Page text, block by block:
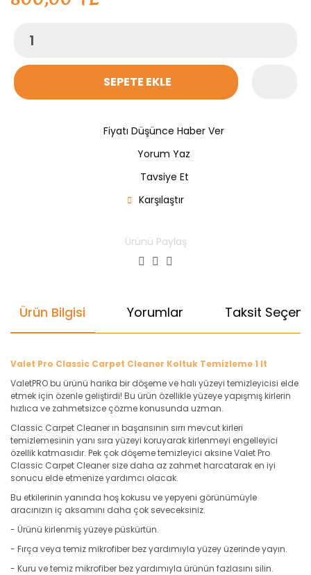
SEPETE EKLE
Fiyatı Düşünce Haber Ver
Yorum Yaz
Tavsiye Et
Karşılaştır
Ürünü Paylaş
Ürün Bilgisi Yorumlar Taksit
Valet Pro Classic Carpet Cleaner Koltuk Temizleme 1 lt
ValetPRO bu ürünü harika bir döşeme ve halı yüzeyi temizleyicisi elde
etmek için özenle geliştirdi! Bu ürün özellikle yüzeye yapışmış kirlerin
hızlıca ve zahmetsizce çözme konusunda uzman.
Classic Carpet Cleaner ın başarısının sırrı mevcut kirleri
temizlemesinin yanı sıra yüzeyi koruyarak kirlenmeyi engelleyici
özellik katmasıdır. Pek çok döşeme temizleyici aksine Valet Pro
Classic Carpet Cleaner size daha az zahmet harcatarak en iyi
sonucu elde etmenize yardımcı olacak.
Bu etkilerinin yanında hoş kokusu ve yepyeni görünümüyle
aracınızın iç aksamını daha çok seveceksiniz.
- Ürünü kirlenmiş yüzeye püskürtün.
- Fırça veya temiz mikrofiber bez yardımıyla yüzey üzerinde yayın.
- Kuru ve temiz mikrofiber bez yardımıyla ürünün fazlasını silin.